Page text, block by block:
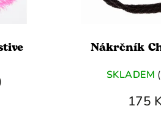
Nákrčník
SKLADEM
175